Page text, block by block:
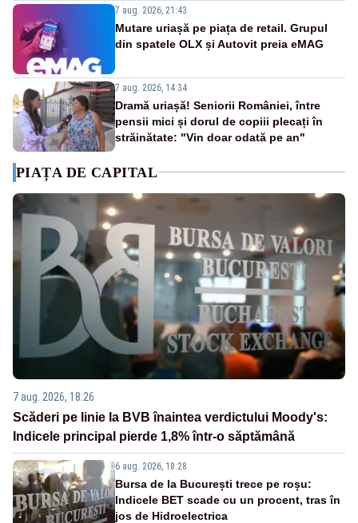
7 aug. 2026, 21:43
Mutare uriașă pe piața de retail. Grupul
din spatele OLX și Autovit preia eMAG
7 aug. 2026, 14:34
Dramă uriașă! Seniorii României, între
pensii mici și dorul de copiii plecați în
străinătate: "Vin doar odată pe an"
PIAȚA DE CAPITAL
7 aug. 2026, 18:26
Scăderi pe linie la BVB înaintea verdictului Moody's:
Indicele principal pierde 1,8% într-o săptămână
6 aug. 2026, 18:28
Bursa de la București trece pe roșu:
Indicele BET scade cu un procent, tras în
jos de Hidroelectrica